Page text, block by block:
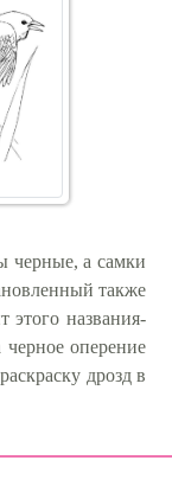
черные, а самки
также
названия-
оперение
дрозд в